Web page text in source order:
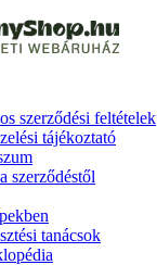
szerződési feltételek
tájékoztató
szerződéstől
tanácsok